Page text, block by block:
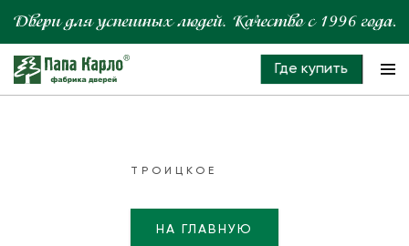
Где купить
ТРОИЦКОЕ
НА ГЛАВНУЮ